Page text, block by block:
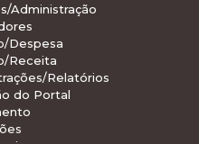
Administração
Despesa
Receita
Relatórios
do Portal